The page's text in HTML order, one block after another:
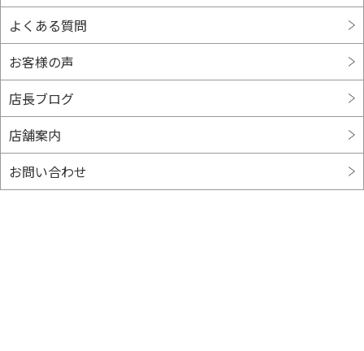
よくある質問
お客様の声
店長ブログ
店舗案内
お問い合わせ